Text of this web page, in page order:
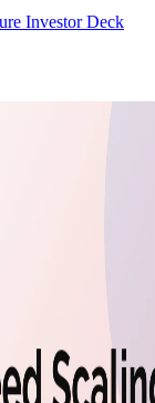
Investor Deck